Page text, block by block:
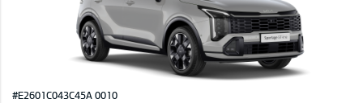
#E2601C043C45A 0010